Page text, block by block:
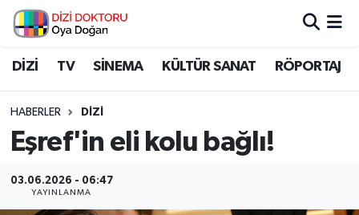
DİZİ TV SİNEMA KÜLTÜR SANAT RÖPORTAJ
HABERLER DİZİ
Eşref'in eli kolu bağlı!
03.06.2026 - 06:47
YAYINLANMA
İstanbul Nöbetçi Eczaneler
İstanbul Namaz Vakitleri
İstanbul Trafik Yoğunluk Haritası